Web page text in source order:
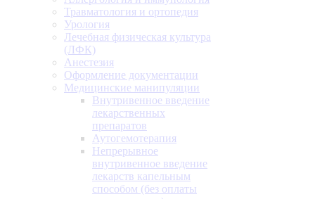
Травматология и ортопедия
Урология
Лечебная физическая культура
(ЛФК)
Анестезия
Оформление документации
Медицинские манипуляции
Внутривенное введение
лекарственных
препаратов
Аутогемотерапия
Непрерывное
внутривенное введение
лекарств капельным
способом (без оплаты